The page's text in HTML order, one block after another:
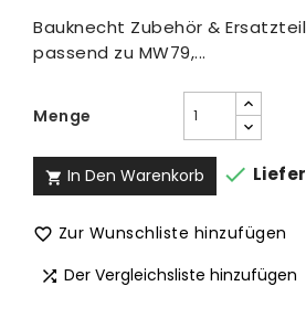
Bauknecht Zubehör &
passend zu MW79,...
Menge
 In Den Warenkorb 
 Zur Wunschliste hinzufügen
 Der Vergleichsliste hinzufügen